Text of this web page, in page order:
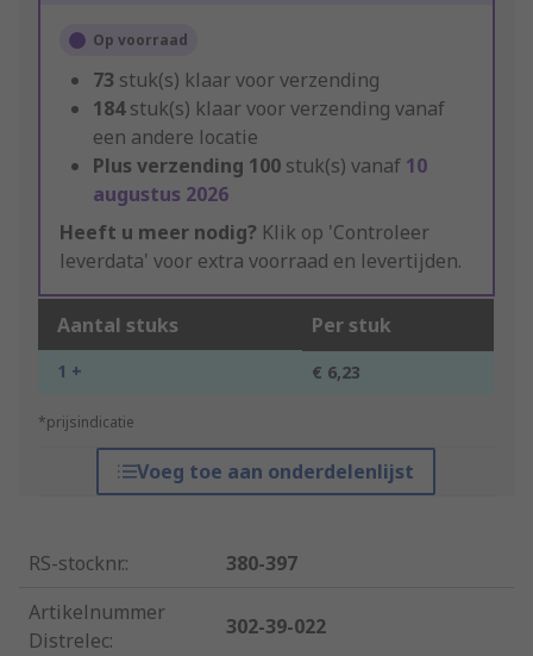
Op voorraad
73 stuk(s) klaar voor verzending
184stuk(s) klaar voor verzending vanaf
een andere locatie
Plus verzending 100 stuk(s) vanaf 10
augustus 2026
Heeft u meer nodig? Klik op 'Controleer
leverdata' voor extra voorraad en levertijden.
Aantal stuks Per stuk
1 + € 6,23
*prijsindicatie
Voeg toe aan onderdelenlijst
RS-stocknr.:
380-397
Artikelnummer
Distrelec:
302-39-022